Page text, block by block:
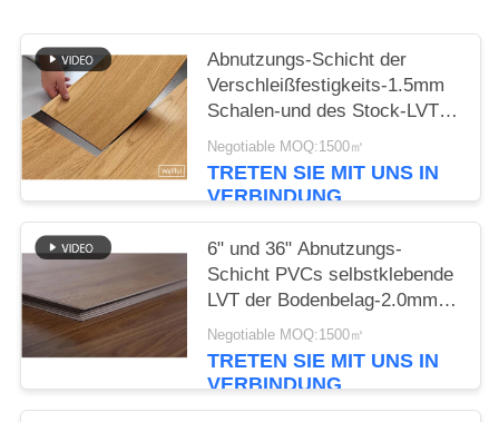
Abnutzungs-Schicht der
Verschleißfestigkeits-1.5mm
Schalen-und des Stock-LVT
selbstklebende
Fußboden0.07mm
Negotiable MOQ:1500㎡
TRETEN SIE MIT UNS IN
VERBINDUNG
6" und 36" Abnutzungs-
Schicht PVCs selbstklebende
LVT der Bodenbelag-2.0mm
Stärke-0.07mm
Negotiable MOQ:1500㎡
TRETEN SIE MIT UNS IN
VERBINDUNG